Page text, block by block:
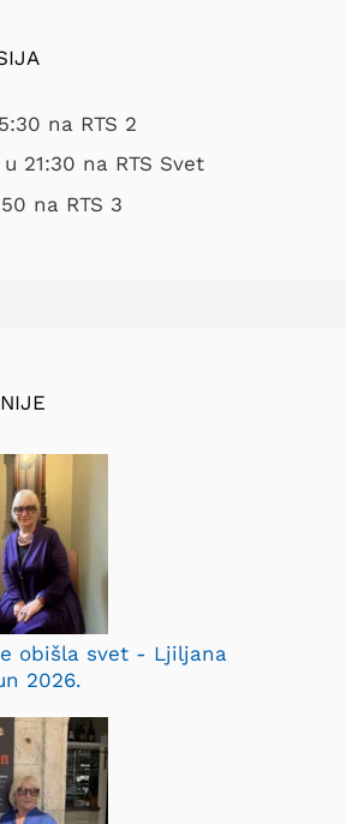
na RTS 2
21:30 na RTS Svet
na RTS 3
obišla svet - Ljiljana
2026.